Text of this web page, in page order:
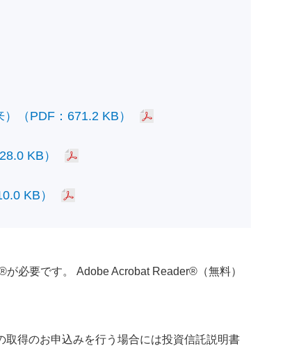
（PDF：671.2 KB）
KB）
KB）
必要です。 Adobe Acrobat Reader®（無料）
得のお申込みを行う場合には投資信託説明書